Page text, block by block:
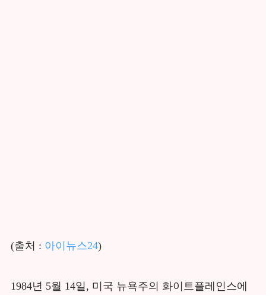
(출처 : 아이뉴스24)
1984년 5월 14일, 미국 뉴욕주의 화이트플레인스에